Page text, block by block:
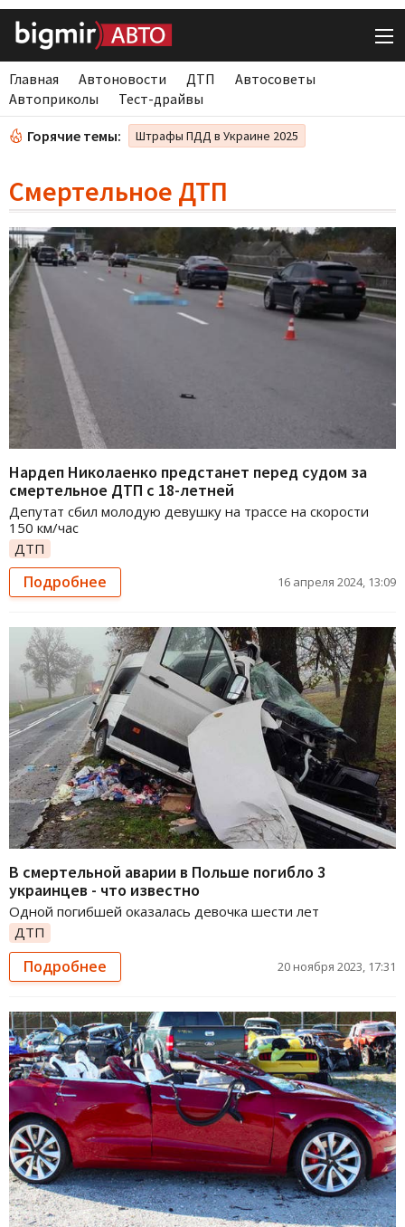
Главная Автоновости ДТП
Автосоветы
Автоприколы
Тест-драйвы
Горячие темы: Штрафы ПДД в Украине 2025
Смертельное ДТП
Нардеп Николаенко предстанет перед судом за
смертельное ДТП с 18-летней
Депутат сбил молодую девушку на трассе на скорости
150 км/час
ДТП
Подробнее 16 апреля 2024, 13:09
В смертельной аварии в Польше погибло 3
украинцев - что известно
Одной погибшей оказалась девочка шести лет
ДТП
Подробнее 20 ноября 2023, 17:31